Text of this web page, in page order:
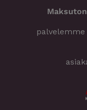
palvelemme